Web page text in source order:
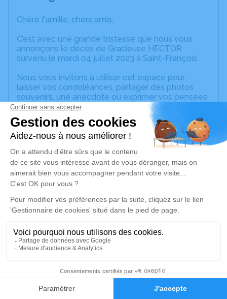
Faire-part Hommages
Chère famille, chers amis,
C’est avec une grande tristesse que nous vous
annonçons le décès de Gracieuse HECTOR
survenu le mardi 04 juillet 2023 à Saint-François.
Nous vous invitons à utiliser cet espace pour
laisser vos condoléances, partager des photos
souvenirs, une anecdote ou exprimer vos pensées
à travers des poèmes ou des textes. Cet endroit
est un lieu d'expression dédié à honorer la
mémoire de Gracieuse HECTOR.
Un service de plantation d’arbre hommage est
disponible ici.
Cérémonie religieuse
vendredi 07 juillet 2023 à 15h00
Eglise de Saint-François
97118 Saint-François
Je rends hommage